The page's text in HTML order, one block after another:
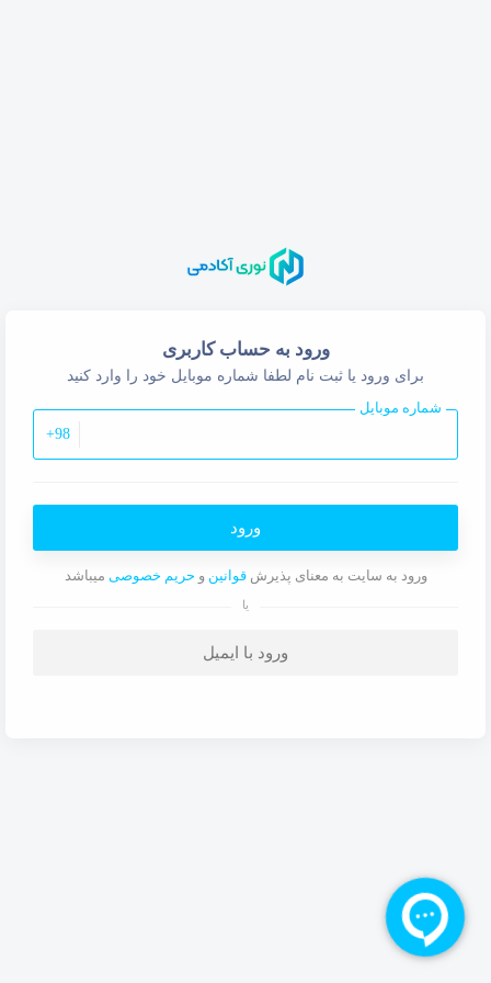
ورود به حساب کاربری
برای ورود یا ثبت نام لطفا شماره موبایل خود را وارد کنید
شماره موبایل
+98
ورود
ورود به سایت به معنای پذیرشقوانین و حریم خصوصی میباشد
یا
ورود با ایمیل